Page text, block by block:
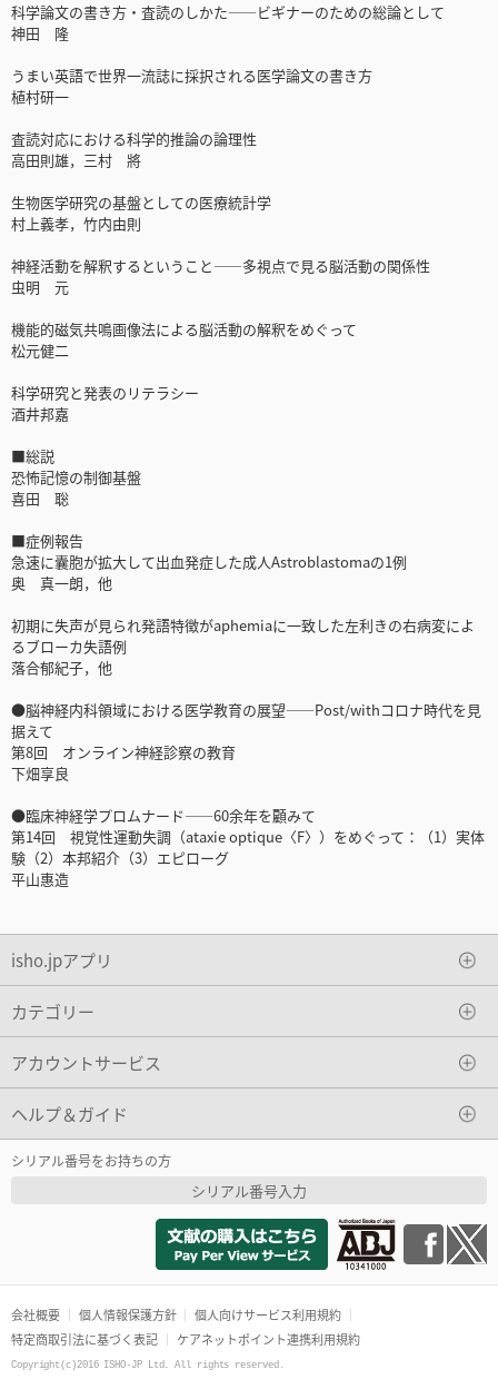
科学論文の書き方・査読のしかた――ビギナーのための総論として
神田 隆
うまい英語で世界一流誌に採択される医学論文の書き方
植村研一
査読対応における科学的推論の論理性
高田則雄，三村 將
生物医学研究の基盤としての医療統計学
村上義孝，竹内由則
神経活動を解釈するということ――多視点で見る脳活動の関係性
虫明 元
機能的磁気共鳴画像法による脳活動の解釈をめぐって
松元健二
科学研究と発表のリテラシー
酒井邦嘉
■総説
恐怖記憶の制御基盤
喜田 聡
■症例報告
急速に囊胞が拡大して出血発症した成人Astroblastomaの1例
奥 真一朗，他
初期に失声が見られ発語特徴がaphemiaに一致した左利きの右病変によ
るブローカ失語例
落合郁紀子，他
●脳神経内科領域における医学教育の展望――Post/withコロナ時代を見
据えて
第8回 オンライン神経診察の教育
下畑享良
●臨床神経学プロムナード――60余年を顧みて
第14回 視覚性運動失調（ataxie optique〈F〉）をめぐって：（1）実体
験（2）本邦紹介（3）エピローグ
平山惠造
isho.jpアプリ
カテゴリー
アカウントサービス
ヘルプ＆ガイド
シリアル番号をお持ちの方
シリアル番号入力
会社概要 個人情報保護方針
個人向けサービス利用規約
特定商取引法に基づく表記
ケアネットポイント連携利用規約
Copyright(c)2016 ISHO-JP Ltd. All rights reserved.